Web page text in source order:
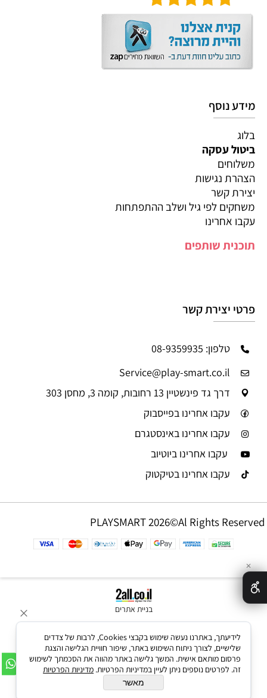
מידע נוסף
בלוג
ביטול עסקה
משלוחים
הצהרת נגישות
יצירת קשר
משחקים לפי גיל ושלב ההתפתחות
עקבו אחרינו
תוכנית שותפים
פרטי יצירת קשר
טלפון: 08-9359935
Service@play-smart.co.il
דרך גד פינשטיין 13 רחובות, קומה 3, מחסן 303
עקבו אחרינו בפייסבוק
עקבו אחרינו באינסטגרם
עקבו אחרינו ביוטיוב
עקבו אחרינו בטיקטוק
PLAYSMART 2026©Al Rights Reserved
בניית אתרים
✕
לידיעתך, באתרנו נעשה שימוש בקבצי Cookies, לרבות של צדדים
שלישיים, לצורך ניתוח השימוש באתר, שיפור חוויית הגלישה והצגת
פרסום מותאם אישית. המשך גלישה באתר מהווה את הסכמתך לשימוש
זה. לפרטים נוספים ניתן לעיין במדיניות הפרטיות. מדיניות הפרטיות
מאשר